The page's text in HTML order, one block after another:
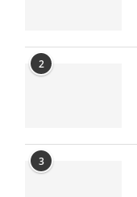
2
3